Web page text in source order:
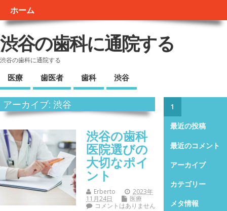
ホーム
渋谷の歯科に通院する
渋谷の歯科に通院する
医療 歯医者 歯科 渋谷
アーカイブ: 渋谷
渋谷の歯科
医院選びの
大切なポイ
ント
Erberto
2023年
11月24日
医療
コメントはありません
1
最近の投稿
最近のコメント
アーカイブ
カテゴリー
メタ情報